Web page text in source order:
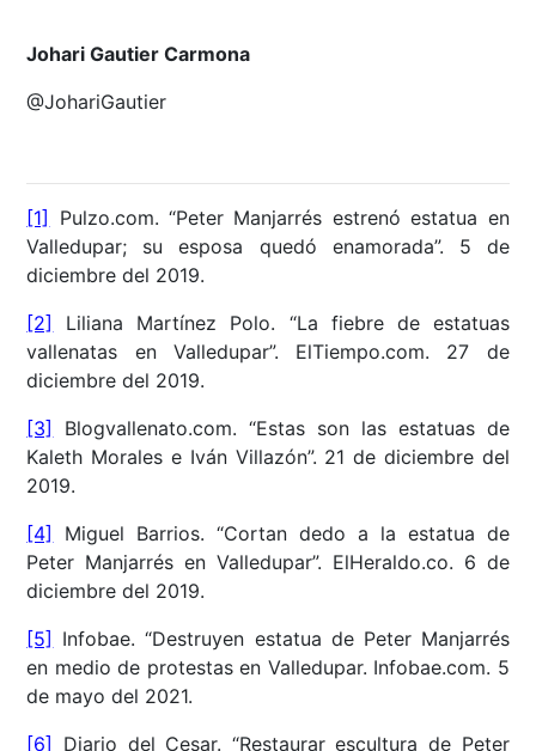
Johari Gautier Carmona
@JohariGautier
[1]
Pulzo.com. “Peter Manjarrés estrenó estatua en
Valledupar; su esposa quedó enamorada”. 5 de
diciembre del 2019.
[2]
Liliana Martínez Polo. “La fiebre de estatuas
vallenatas en Valledupar”. ElTiempo.com. 27 de
diciembre del 2019.
[3]
Blogvallenato.com. “Estas son las estatuas de
Kaleth Morales e Iván Villazón”. 21 de diciembre del
2019.
[4]
Miguel Barrios. “Cortan dedo a la estatua de
Peter Manjarrés en Valledupar”. ElHeraldo.co. 6 de
diciembre del 2019.
[5] Infobae. “Destruyen estatua de Peter Manjarrés
en medio de protestas en Valledupar. Infobae.com. 5
de mayo del 2021.
[6]
Diario del Cesar. “Restaurar escultura de Peter